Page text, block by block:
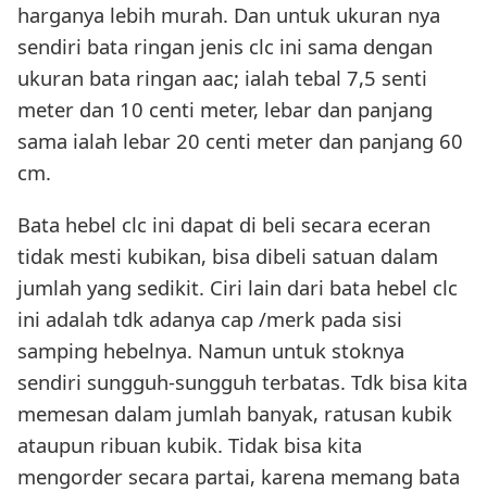
harganya lebih murah. Dan untuk ukuran nya
sendiri bata ringan jenis clc ini sama dengan
ukuran bata ringan aac; ialah tebal 7,5 senti
meter dan 10 centi meter, lebar dan panjang
sama ialah lebar 20 centi meter dan panjang 60
cm.
Bata hebel clc ini dapat di beli secara eceran
tidak mesti kubikan, bisa dibeli satuan dalam
jumlah yang sedikit. Ciri lain dari bata hebel clc
ini adalah tdk adanya cap /merk pada sisi
samping hebelnya. Namun untuk stoknya
sendiri sungguh-sungguh terbatas. Tdk bisa kita
memesan dalam jumlah banyak, ratusan kubik
ataupun ribuan kubik. Tidak bisa kita
mengorder secara partai, karena memang bata